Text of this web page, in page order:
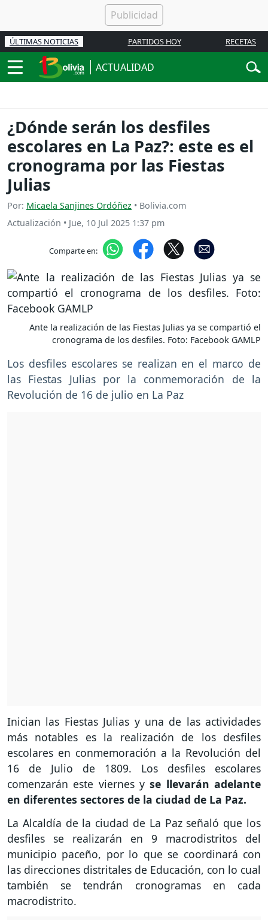
ÚLTIMAS NOTICIAS PARTIDOS HOY RECETAS
ACTUALIDAD
¿Dónde serán los desfiles
escolares en La Paz?: este es el
cronograma por las Fiestas
Julias
Por: Micaela Sanjines Ordóñez • Bolivia.com
Actualización • Jue, 10 Jul 2025 1:37 pm
Comparte en:
Ante la realización de las Fiestas Julias ya se compartió el
cronograma de los desfiles. Foto: Facebook GAMLP
Los desfiles escolares se realizan en el marco de
las Fiestas Julias por la conmemoración de la
Revolución de 16 de julio en La Paz
Inician las Fiestas Julias y una de las actividades
más notables es la realización de los desfiles
escolares en conmemoración a la Revolución del
16 de Julio de 1809. Los desfiles escolares
comenzarán este viernes yse llevarán adelante
en diferentes sectores de la ciudad de La Paz.
La Alcaldía de la ciudad de La Paz señaló que los
desfiles se realizarán en 9 macrodistritos del
municipio paceño, por lo que se coordinará con
las direcciones distritales de Educación, con lo cual
también se tendrán cronogramas en cada
macrodistrito.